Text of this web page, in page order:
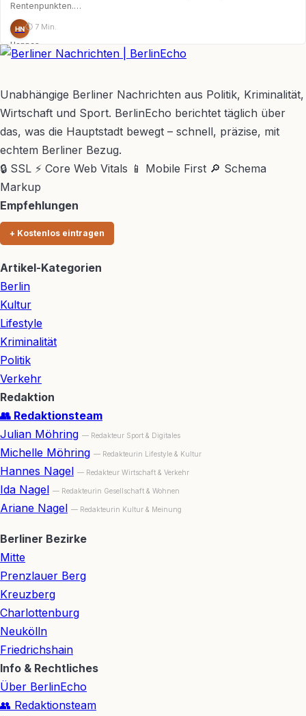
Rentenpunkten.…
HN
Hannes
Nagel
⏱ 7 Min.
Unabhängige Berliner Nachrichten aus Politik, Kriminalität,
Wirtschaft und Sport. BerlinEcho berichtet täglich über
das, was die Hauptstadt bewegt – schnell, präzise, mit
echtem Berliner Bezug.
🔒 SSL ⚡ Core Web Vitals 📱 Mobile First 🔎 Schema
Markup
Empfehlungen
+ Kostenlos eintragen
Artikel-Kategorien
Berlin
Kultur
Lifestyle
Kriminalität
Politik
Verkehr
Redaktion
👥 Redaktionsteam
Julian Möhring — Redakteur Sport & Digitales
Michelle Möhring — Redakteurin Lifestyle & Kultur
Hannes Nagel — Redakteur Wirtschaft & Verkehr
Ida Nagel — Redakteurin Gesellschaft & Wohnen
Ariane Nagel — Redakteurin Kultur & Meinung
Berliner Bezirke
Mitte
Prenzlauer Berg
Kreuzberg
Charlottenburg
Neukölln
Friedrichshain
Info & Rechtliches
Über BerlinEcho
👥 Redaktionsteam